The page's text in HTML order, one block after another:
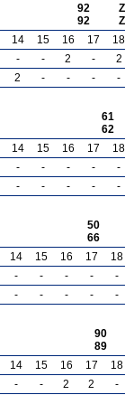
92
92
14 15 16 17
18
- - 2 -
2
2 - - - -
61
62
14 15 16 17
18
- - - -
-
- - - - -
50
66
14 15 16 17
18
- - - -
-
- - - - -
90
89
14 15 16 17
18
- - 2 2
-